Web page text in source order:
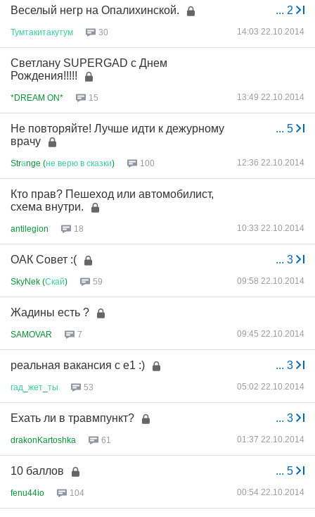
... 2
Веселый негр на Опалихинской.
Тумтакитакутум 30 14:03 22.10.2014
Светлану SUPERGAD с Днем
Рождения!!!!!
*DREAM ON* 15 13:49 22.10.2014
... 5
Не повторяйте! Лучше идти к дежурному
врачу
Strаnge (не верю в сказки) 100 12:36 22.10.2014
Кто прав? Пешеход или автомобилист,
схема внутри.
antilegion 18 10:33 22.10.2014
... 3
ОАК Совет :(
SkyNek (Скай) 59 09:58 22.10.2014
Жадины есть ?
SAMOVAR 7 09:45 22.10.2014
... 3
реальная вакансия с е1 :)
гад жет ты 53 05:02 22.10.2014
... 3
Ехать ли в травмпункт?
drakonKartoshka 61 01:37 22.10.2014
... 5
10 баллов
fenu44io 104 00:54 22.10.2014